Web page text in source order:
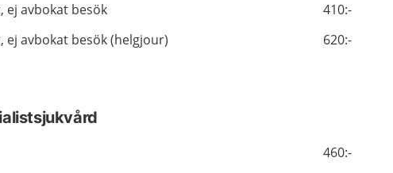
ej avbokat besök
410:-
ej avbokat besök (helgjour)
620:-
460:-